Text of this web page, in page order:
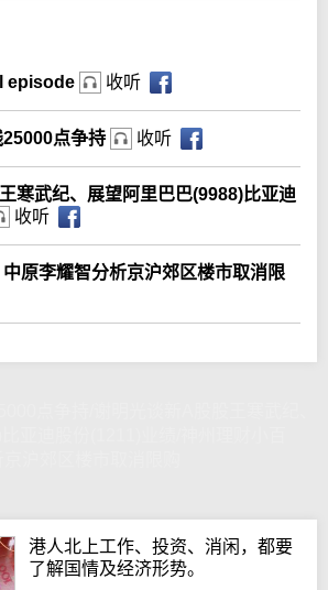
episode 收听
点争持 收听
寒武纪、展望阿里巴巴(9988)比亚迪
收听
原李耀智分析京沪郊区楼市取消限
港人北上工作、投资、消闲，都要
了解国情及经济形势。